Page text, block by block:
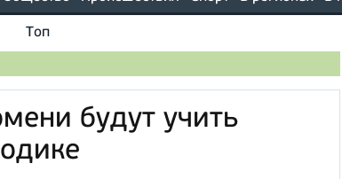
Топ
будут учить